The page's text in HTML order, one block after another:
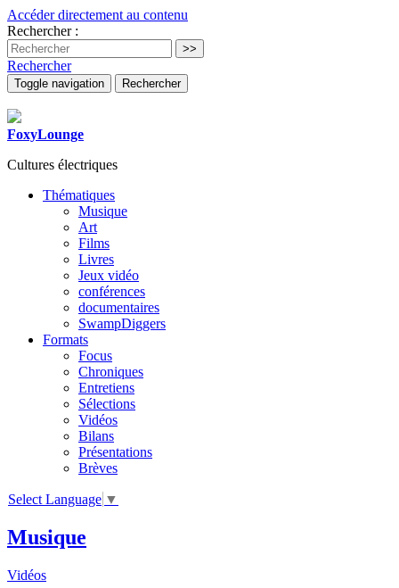
Accéder directement au contenu
Rechercher :
Rechercher
Toggle navigation Rechercher
FoxyLounge
Cultures électriques
Thématiques
Musique
Art
Films
Livres
Jeux vidéo
conférences
documentaires
SwampDiggers
Formats
Focus
Chroniques
Entretiens
Sélections
Vidéos
Bilans
Présentations
Brèves
Select Language ▼
Musique
Vidéos